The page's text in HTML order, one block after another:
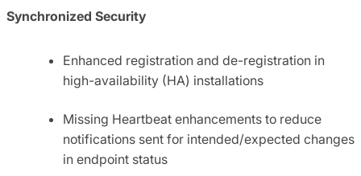
Synchronized Security
Enhanced registration and de-registration in
high-availability (HA) installations
Missing Heartbeat enhancements to reduce
notifications sent for intended/expected changes
in endpoint status